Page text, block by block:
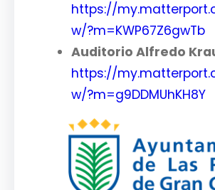
https://
w/?m=KWP67Z6gwTb
Auditorio Alfredo
https://
w/?m=g9DDMUhKH8Y